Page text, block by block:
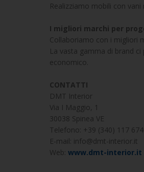
Realizziamo mobili con
I migliori marchi per
Collaboriamo con i migliori
La vasta gamma di brand
economico.
CONTATTI
DMT Interior
Via I Maggio, 1
30038 Spinea VE
Telefono: +39 (340) 117
E-mail: info@dmt-interior.it
Web: www.dmt-interior.it